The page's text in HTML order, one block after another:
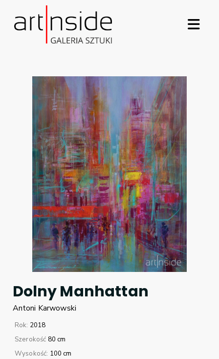
Dolny Manhattan
Antoni Karwowski
Rok: 2018
Szerokość 80 cm
Wysokość: 100 cm